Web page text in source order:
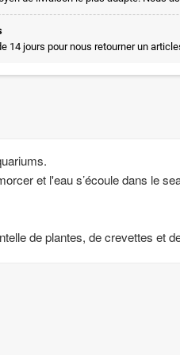
14 jours pour nous retourner un
et l'eau s’écoule dans le
de plantes, de crevettes et